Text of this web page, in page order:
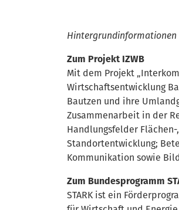
Hintergrundinformationen
Zum Projekt IZWB
Mit dem Projekt
Wirtschaftsentwicklung
Bautzen und ihre
Zusammenarbeit in der
Handlungsfelder Flächen-
Standortentwicklung;
Kommunikation sowie
Zum Bundesprogramm
STARK ist ein